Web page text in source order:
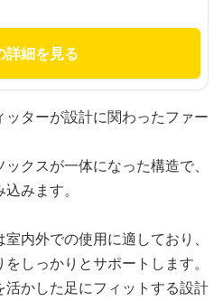
詳細を見る
ターが設計に関わったファー
クスが一体になった構造で、
みます。
内外での使用に適しており、
しっかりとサポートします。
かした足にフィットする設計